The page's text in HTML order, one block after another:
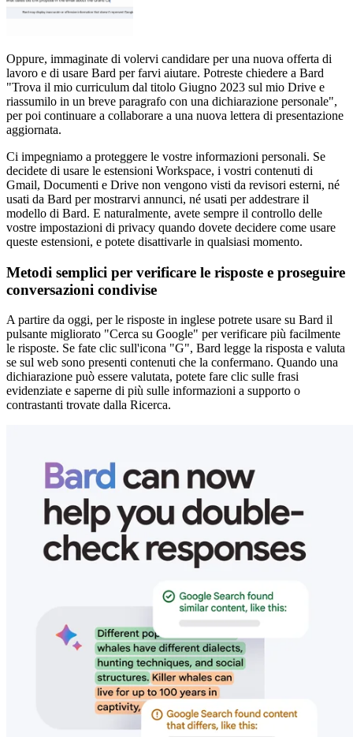
Oppure, immaginate di volervi candidare per una nuova offerta di
lavoro e di usare Bard per farvi aiutare. Potreste chiedere a Bard
"Trova il mio curriculum dal titolo Giugno 2023 sul mio Drive e
riassumilo in un breve paragrafo con una dichiarazione personale",
per poi continuare a collaborare a una nuova lettera di presentazione
aggiornata.
Ci impegniamo a proteggere le vostre informazioni personali. Se
decidete di usare le estensioni Workspace, i vostri contenuti di
Gmail, Documenti e Drive non vengono visti da revisori esterni, né
usati da Bard per mostrarvi annunci, né usati per addestrare il
modello di Bard. E naturalmente, avete sempre il controllo delle
vostre impostazioni di privacy quando dovete decidere come usare
queste estensioni, e potete disattivarle in qualsiasi momento.
Metodi semplici per verificare le risposte e proseguire
conversazioni condivise
A partire da oggi, per le risposte in inglese potrete usare su Bard il
pulsante migliorato "Cerca su Google" per verificare più facilmente
le risposte. Se fate clic sull'icona "G", Bard legge la risposta e valuta
se sul web sono presenti contenuti che la confermano. Quando una
dichiarazione può essere valutata, potete fare clic sulle frasi
evidenziate e saperne di più sulle informazioni a supporto o
contrastanti trovate dalla Ricerca.